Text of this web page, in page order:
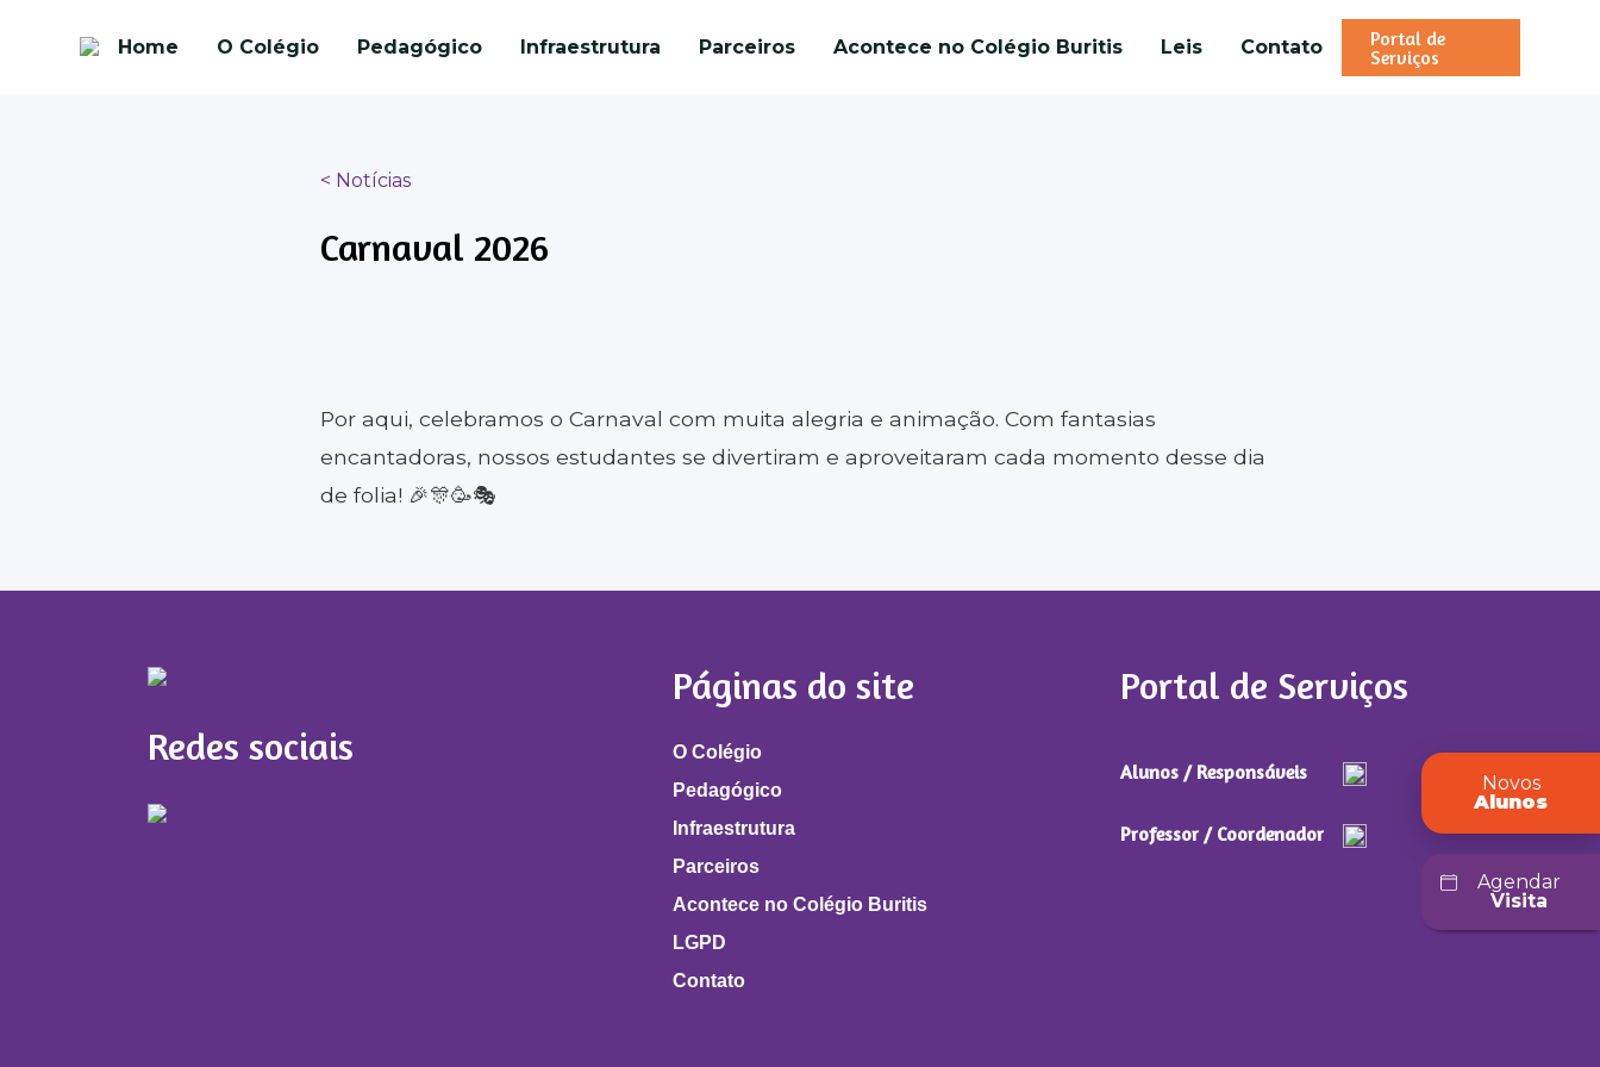
Home O Colégio Pedagógico Infraestrutura Parceiros Acontece no Colégio Buritis Leis Contato
Portal de
Serviços
Novos
Alunos
Agendar
Visita
< Notícias
Carnaval 2026
Por aqui, celebramos o Carnaval com muita alegria e animação. Com fantasias
encantadoras, nossos estudantes se divertiram e aproveitaram cada momento desse dia
de folia! 🎉🎊🥳🎭
Redes sociais
Páginas do site
O Colégio
Pedagógico
Infraestrutura
Parceiros
Acontece no Colégio Buritis
LGPD
Contato
Portal de Serviços
Alunos / Responsáveis
Professor / Coordenador